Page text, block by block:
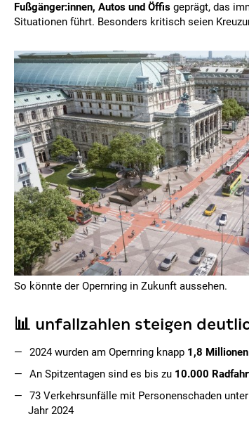
Fußgänger:innen, Autos und Öffis geprägt, das
Situationen führt. Besonders kritisch seien
So könnte der Opernring in Zukunft aussehen.
📊 unfallzahlen steigen
2024 wurden am Opernring knapp 1,8
An Spitzentagen sind es bis zu 10.000
73 Verkehrsunfälle mit Personenschaden
Jahr 2024